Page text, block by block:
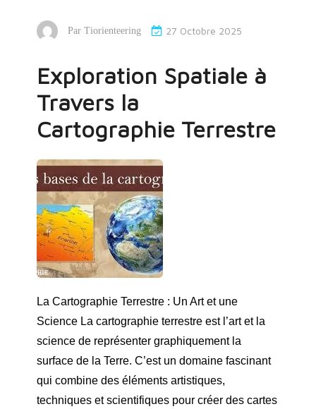
Par Tiorienteering 27 Octobre 2025
Exploration Spatiale à
Travers la
Cartographie Terrestre
La Cartographie Terrestre : Un Art et une
Science La cartographie terrestre est l’art et la
science de représenter graphiquement la
surface de la Terre. C’est un domaine fascinant
qui combine des éléments artistiques,
techniques et scientifiques pour créer des cartes